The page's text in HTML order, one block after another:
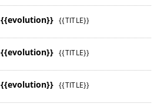
{{evolution}} {{TITLE}}
{{evolution}} {{TITLE}}
{{evolution}} {{TITLE}}